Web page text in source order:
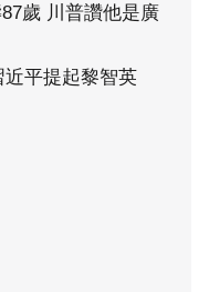
歲 川普讚他是廣
近平提起黎智英